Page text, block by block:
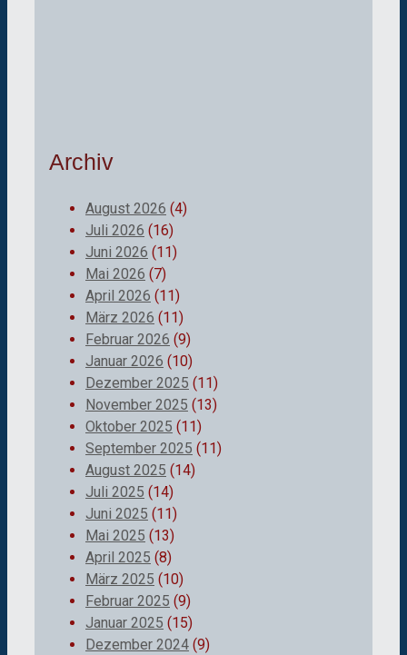
Archiv
August 2026 (4)
Juli 2026 (16)
Juni 2026 (11)
Mai 2026 (7)
April 2026 (11)
März 2026 (11)
Februar 2026 (9)
Januar 2026 (10)
Dezember 2025 (11)
November 2025 (13)
Oktober 2025 (11)
September 2025 (11)
August 2025 (14)
Juli 2025 (14)
Juni 2025 (11)
Mai 2025 (13)
April 2025 (8)
März 2025 (10)
Februar 2025 (9)
Januar 2025 (15)
Dezember 2024 (9)